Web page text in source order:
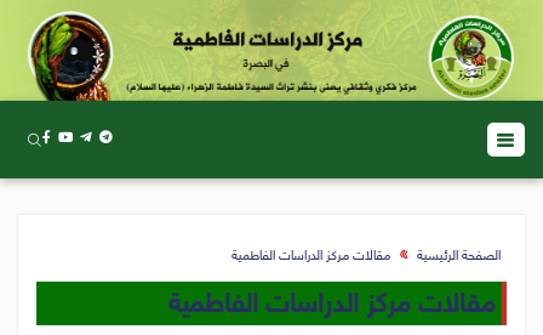
الصفحة الرئيسية مقالات مركز الدراسات الفاطمية
مقالات مركز الدراسات الفاطمية